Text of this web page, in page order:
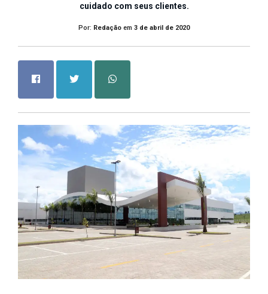
cuidado com seus clientes.
Por: Redação em 3 de abril de 2020